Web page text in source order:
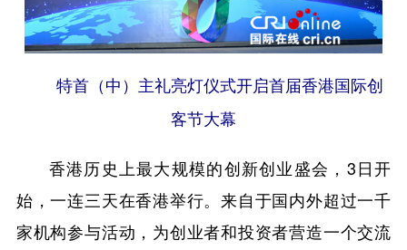
特首（中）主礼亮灯仪式开启首届香港国际创
客节大幕
香港历史上最大规模的创新创业盛会，3日开
始，一连三天在香港举行。来自于国内外超过一千
家机构参与活动，为创业者和投资者营造一个交流